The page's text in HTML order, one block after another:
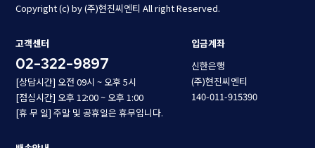
Copyright (c) by (주)현진씨엔티 All right Reserved.
고객센터
02-322-9897
[상담시간] 오전 09시 ~ 오후 5시
[점심시간] 오후 12:00 ~ 오후 1:00
[휴 무 일] 주말 및 공휴일은 휴무입니다.
입금계좌
신한은행
(주)현진씨엔티
140-011-915390